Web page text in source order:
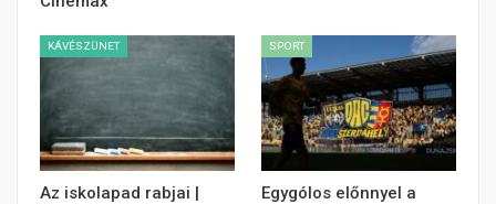
KÁVÉSZÜNET
Az iskolapad rabjai |
SPORT
Egygólos előnnyel a